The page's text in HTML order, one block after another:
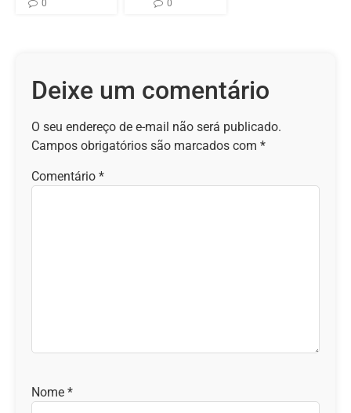
0
0
Deixe um comentário
O seu endereço de e-mail não será publicado.
Campos obrigatórios são marcados com *
Comentário *
Nome *